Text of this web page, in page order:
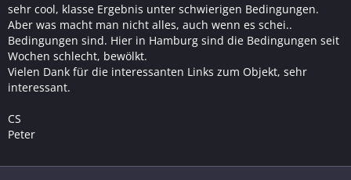
sehr cool, klasse Ergebnis unter schwierigen Bedingungen.
Aber was macht man nicht alles, auch wenn es schei..
Bedingungen sind. Hier in Hamburg sind die Bedingungen seit
Wochen schlecht, bewölkt.
Vielen Dank für die interessanten Links zum Objekt, sehr
interessant.
CS
Peter